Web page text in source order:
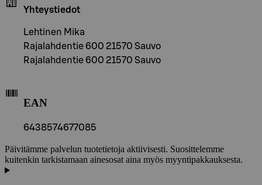
Yhteystiedot
Lehtinen Mika
Rajalahdentie 600 21570 Sauvo
Rajalahdentie 600 21570 Sauvo
EAN
6438574677085
Päivitämme palvelun tuotetietoja aktiivisesti. Suosittelemme
kuitenkin tarkistamaan ainesosat aina myös myyntipakkauksesta.